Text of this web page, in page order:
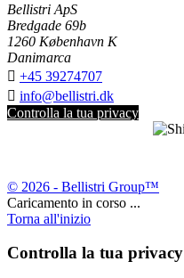
Bellistri ApS
Bredgade 69b
1260 København K
Danimarca
 +45 39274707
 info@bellistri.dk
Controlla la tua privacy
© 2026 - Bellistri Group™
Caricamento in corso ...
Torna all'inizio
Controlla la tua privacy